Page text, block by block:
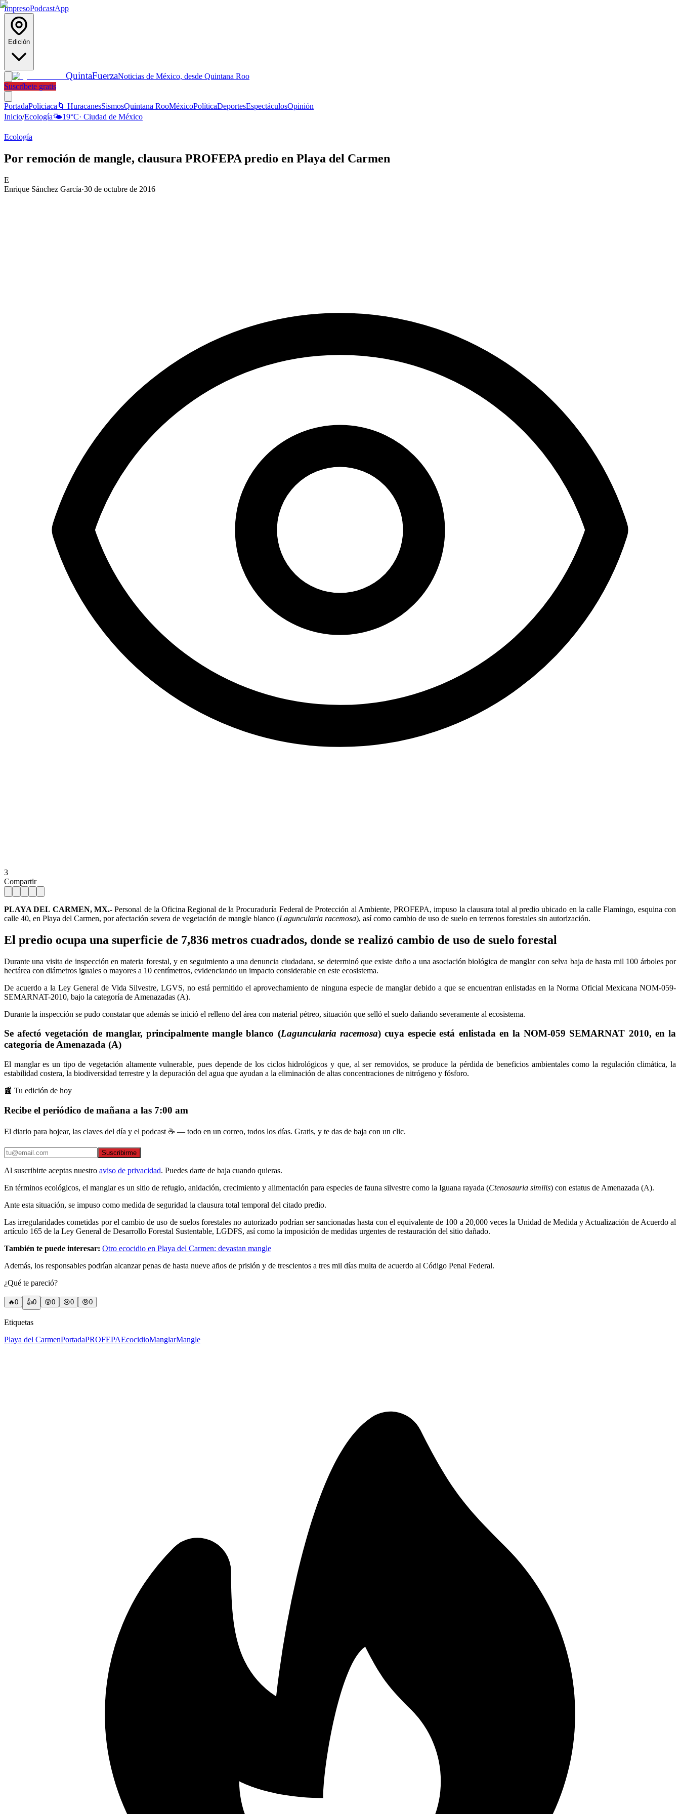
ImpresoPodcastApp
Edición
QuintaFuerzaNoticias de México, desde Quintana Roo
Suscríbete gratis
PortadaPoliciaca 🌀 HuracanesSismosQuintana RooMéxicoPolíticaDeportesEspectáculosOpinión
Inicio/Ecología🌤️19°C· Ciudad de México
Ecología
Por remoción de mangle, clausura PROFEPA predio en Playa del Carmen
E
Enrique Sánchez García·30 de octubre de 2016
3
Compartir
PLAYA DEL CARMEN, MX.-Personal de la Oficina Regional de la Procuraduría Federal de Protección al Ambiente, PROFEPA, impuso la clausura total al predio ubicado en la calle Flamingo, esquina con
calle 40, en Playa del Carmen, por afectación severa de vegetación de mangle blanco (Laguncularia racemosa), así como cambio de uso de suelo en terrenos forestales sin autorización.
El predio ocupa una superficie de 7,836 metros cuadrados, donde se realizó cambio de uso de suelo forestal
Durante una visita de inspección en materia forestal, y en seguimiento a una denuncia ciudadana, se determinó que existe daño a una asociación biológica de manglar con selva baja de hasta mil 100 árboles por
hectárea con diámetros iguales o mayores a 10 centímetros, evidenciando un impacto considerable en este ecosistema.
De acuerdo a la Ley General de Vida Silvestre, LGVS, no está permitido el aprovechamiento de ninguna especie de manglar debido a que se encuentran enlistadas en la Norma Oficial Mexicana NOM-059-
SEMARNAT-2010, bajo la categoría de Amenazadas (A).
Durante la inspección se pudo constatar que además se inició el relleno del área con material pétreo, situación que selló el suelo dañando severamente al ecosistema.
Se afectó vegetación de manglar, principalmente mangle blanco (Laguncularia racemosa) cuya especie está enlistada en la NOM-059 SEMARNAT 2010, en la
categoría de Amenazada (A)
El manglar es un tipo de vegetación altamente vulnerable, pues depende de los ciclos hidrológicos y que, al ser removidos, se produce la pérdida de beneficios ambientales como la regulación climática, la
estabilidad costera, la biodiversidad terrestre y la depuración del agua que ayudan a la eliminación de altas concentraciones de nitrógeno y fósforo.
📰 Tu edición de hoy
Recibe el periódico de mañana a las 7:00 am
El diario para hojear, las claves del día y el podcast ☕ — todo en un correo, todos los días. Gratis, y te das de baja con un clic.
Suscribirme
Al suscribirte aceptas nuestro aviso de privacidad. Puedes darte de baja cuando quieras.
En términos ecológicos, el manglar es un sitio de refugio, anidación, crecimiento y alimentación para especies de fauna silvestre como la Iguana rayada (Ctenosauria similis) con estatus de Amenazada (A).
Ante esta situación, se impuso como medida de seguridad la clausura total temporal del citado predio.
Las irregularidades cometidas por el cambio de uso de suelos forestales no autorizado podrían ser sancionadas hasta con el equivalente de 100 a 20,000 veces la Unidad de Medida y Actualización de Acuerdo al
artículo 165 de la Ley General de Desarrollo Forestal Sustentable, LGDFS, así como la imposición de medidas urgentes de restauración del sitio dañado.
También te puede interesar: Otro ecocidio en Playa del Carmen: devastan mangle
Además, los responsables podrían alcanzar penas de hasta nueve años de prisión y de trescientos a tres mil días multa de acuerdo al Código Penal Federal.
¿Qué te pareció?
🔥0 👍0 😲0 😢0 😠0
Etiquetas
Playa del CarmenPortadaPROFEPAEcocidioManglarMangle